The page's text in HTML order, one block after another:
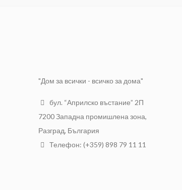
"Дом за всички - всичко за дома"
бул. “Априлско въстание” 2П
7200 Западна промишлена зона,
Разград, България
Телефон: (+359) 898 79 11 11